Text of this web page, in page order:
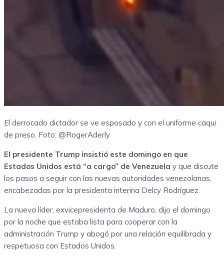
El derrocado dictador se ve esposado y con el uniforme caqui
de preso. Foto: @RogerAderly
El presidente Trump insistió este domingo en que
Estados Unidos está “a cargo” de Venezuela y que discute
los pasos a seguir con las nuevas autoridades venezolanas,
encabezadas por la presidenta interina Delcy Rodríguez.
La nueva líder, exvicepresidenta de Maduro, dijo el domingo
por la noche que estaba lista para cooperar con la
administración Trump y abogó por una relación equilibrada y
respetuosa con Estados Unidos.